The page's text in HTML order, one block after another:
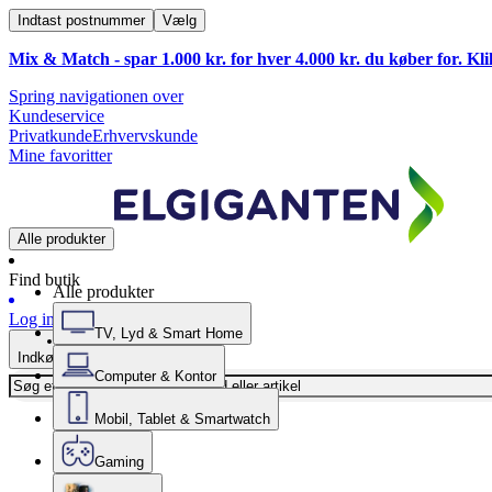
Indtast postnummer Vælg
Mix & Match - spar 1.000 kr. for hver 4.000 kr. du køber for.
Spring navigationen over
Kundeservice
PrivatkundeErhvervskunde
Mine favoritter
Alle produkter
Find butik
Log ind
Indkøbskurv
Alle produkter
TV, Lyd & Smart Home
Computer & Kontor
Mobil, Tablet & Smartwatch
Gaming